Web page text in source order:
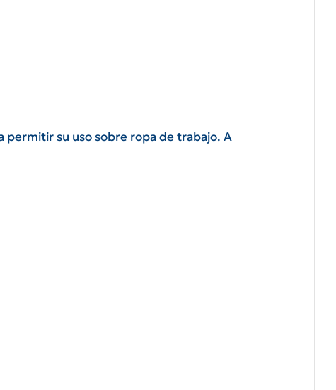
permitir su uso sobre ropa de trabajo. A